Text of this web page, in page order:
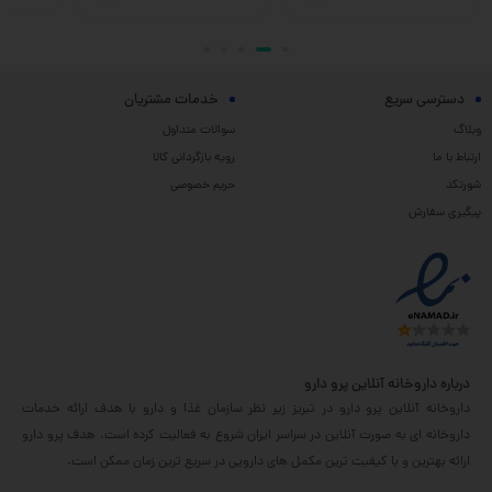
دسترسی سریع
وبلاگ
ارتباط با ما
شورتکد
پیگیری سفارش
خدمات مشتریان
سوالات متداول
رویه بازگردانی کالا
حریم خصوصی
درباره داروخانه آنلاین پرو دارو
داروخانه آنلاین پرو دارو در تبریز زیر نظر سازمان غذا و دارو با هدف ارائه خدمات
داروخانه ای به صورت آنلاین در سراسر ایران شروع به فعالیت کرده است. هدف پرو دارو
ارائه بهترین و با کیفیت ترین مکمل های دارویی در سریع ترین زمان ممکن است.